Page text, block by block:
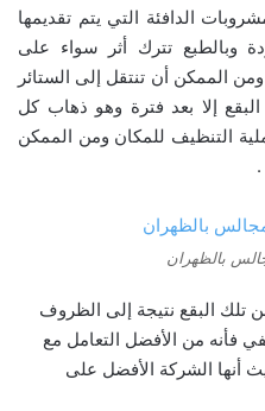
الدافئة التي يتم تقديمها
وبالطبع تترك أثر سواء على
الممكن أن تنتقل إلى الستائر
إلا بعد فترة وهو ذهاب كل
التنظيف للمكان ومن الممكن
بالظهران
البقع نتيجة إلى الظروف
فأنه من الأفضل التعامل مع
الشركة الأفضل على